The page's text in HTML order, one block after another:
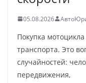
05.08.2026
Покупка
транспорта. Это
случайностей:
передвижения,